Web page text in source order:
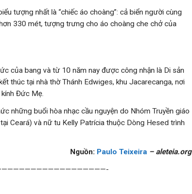
tượng nhất là “chiếc áo choàng”: cả biển người cùng
330 mét, tượng trưng cho áo choàng che chở của
của bang và từ 10 năm nay được công nhận là Di sản
thúc tại nhà thờ Thánh Edwiges, khu Jacarecanga, nơi
Đức Mẹ.
những buổi hòa nhạc cầu nguyện do Nhóm Truyền giáo
Ceará) và nữ tu Kelly Patrícia thuộc Dòng Hesed trình
Nguồn: Paulo Teixeira – aleteia.org